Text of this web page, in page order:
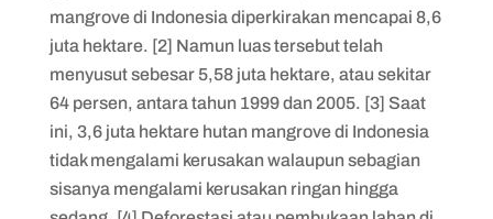
mangrove di Indonesia diperkirakan mencapai 8,6
juta hektare. [2] Namun luas tersebut telah
menyusut sebesar 5,58 juta hektare, atau sekitar
64 persen, antara tahun 1999 dan 2005. [3] Saat
ini, 3,6 juta hektare hutan mangrove di Indonesia
tidak mengalami kerusakan walaupun sebagian
sisanya mengalami kerusakan ringan hingga